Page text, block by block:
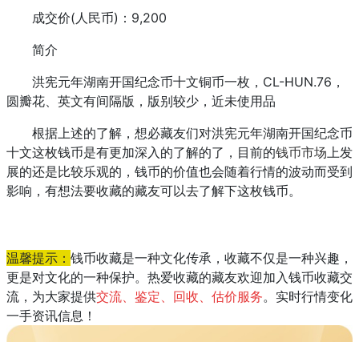
成交价(人民币)：9,200
简介
洪宪元年湖南开国纪念币十文铜币一枚，CL-HUN.76，
圆瓣花、英文有间隔版，版别较少，近未使用品
根据上述的了解，想必藏友们对洪宪元年湖南开国纪念币
十文这枚钱币是有更加深入的了解的了，目前的钱币市场 上发
展的还是比较乐观的，钱币的价值也会随着行情的波动而受到
影响，有想法要收藏的藏友可以去了解下这枚钱币。
温馨提示： 钱币收藏是一种文化传承，收藏不仅是一种兴趣，
更是对文化的一种保护。热爱收藏的藏友欢迎加入钱币收藏交
流，为大家提供交流、鉴定、回收、估价服务。实时行情变化
一手资讯信息！